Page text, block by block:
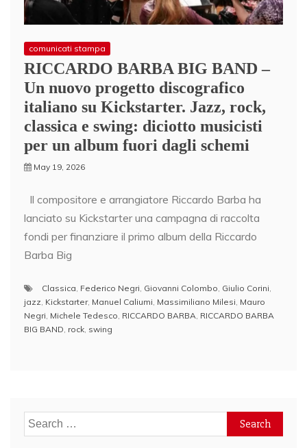
comunicati stampa
RICCARDO BARBA BIG BAND –
Un nuovo progetto discografico
italiano su Kickstarter. Jazz, rock,
classica e swing: diciotto musicisti
per un album fuori dagli schemi
May 19, 2026
Il compositore e arrangiatore Riccardo Barba ha
lanciato su Kickstarter una campagna di raccolta
fondi per finanziare il primo album della Riccardo
Barba Big
Classica Federico Negri Giovanni Colombo Giulio Corini
jazz Kickstarter, Manuel Caliumi Massimiliano Milesi Mauro
Negri Michele Tedesco RICCARDO BARBA RICCARDO BARBA
BIG BAND rock swing
Search
for: